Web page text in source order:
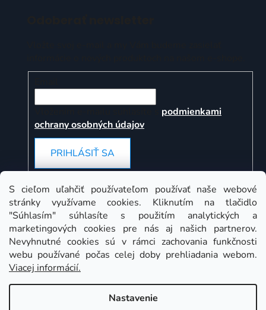
S cieľom uľahčiť používateľom používať naše webové
stránky využívame cookies. Kliknutím na tlačidlo
"Súhlasím" súhlasíte s použitím analytických a
marketingových cookies pre nás aj našich partnerov.
Nevyhnutné cookies sú v rámci zachovania funkčnosti
webu používané počas celej doby prehliadania webom.
Viacej informácií.
Nastavenie
podmienkami
ochrany osobných údajov
PRIHLÁSIŤ SA
Instagram